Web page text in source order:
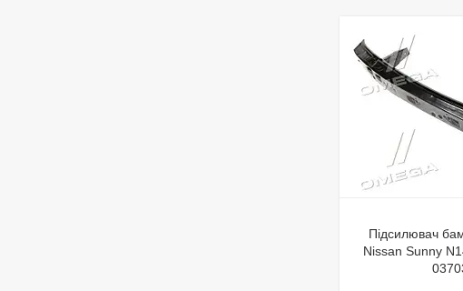
Підсилювач
Nissan Sunny